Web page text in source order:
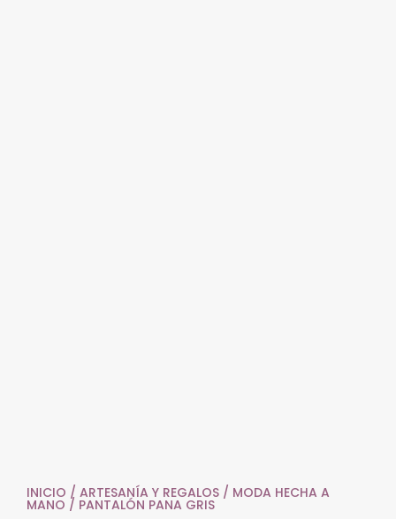
INICIO / ARTESANÍA Y REGALOS / MODA HECHA A
MANO / PANTALÓN PANA GRIS